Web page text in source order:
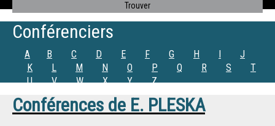
Conférenciers
A B C D E F G H I
J
K
L M N O P Q R S
T
U
V W X Y Z
Conférences de E. PLESKA